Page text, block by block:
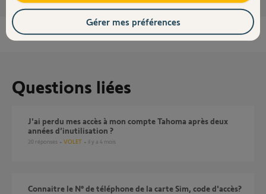
Questions liées
J'ai perdu mes accès à mon compte Tahoma après deux
années d’inutilisation ?
20 réponses VOLET il y a 4 mois
connaitre le N° de téléphone de la carte Sim, code d'accès?
Gérer mes préférences